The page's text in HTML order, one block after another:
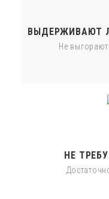
ВЫДЕРЖИВАЮТ
Не
НЕ